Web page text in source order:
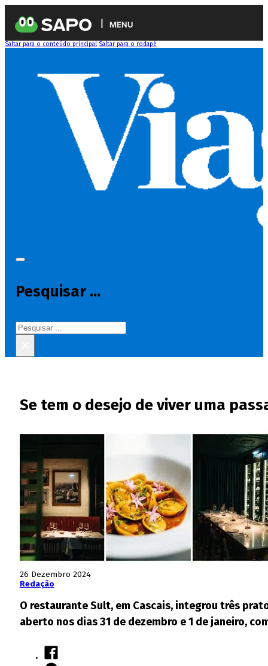
MENU
Saltar para o conteúdo principal Saltar para o rodapé
Pesquisar ...
Pesquisar
Se tem o desejo de viver uma
26 Dezembro 2024
Redação
O restaurante Sult, em Cascais, integrou três
aberto nos dias 31 de dezembro e 1 de janeiro,